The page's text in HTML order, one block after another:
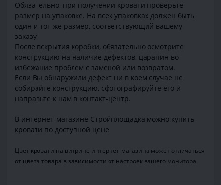
Обязательно, при получении кровати проверьте
размер на упаковке. На всех упаковках должен быть
один и тот же размер, соответствующий вашему
заказу.
После вскрытия коробки, обязательно осмотрите
конструкцию на наличие дефектов, царапин во
избежание проблем с заменой или возвратом.
Если Вы обнаружили дефект ни в коем случае не
собирайте конструкцию, сфотографируйте его и
направьте к нам в контакт-центр.
В интернет-магазине Стройплощадка можно купить
кровати по доступной цене.
Цвет кровати на витрине интернет-магазина может отличаться
от цвета товара в зависимости от настроек вашего монитора.